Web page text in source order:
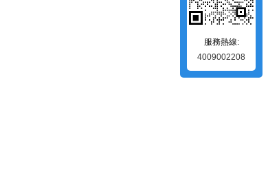
服務熱線:
4009002208